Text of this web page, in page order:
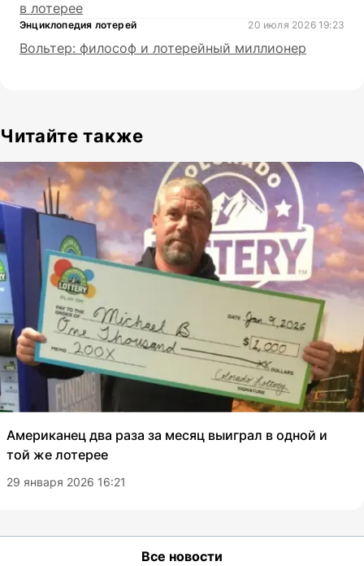
в лотерее
Энциклопедия лотерей 20 июля 2026 19:23
Вольтер: философ и лотерейный миллионер
Читайте также
Американец два раза за месяц выиграл в одной и
той же лотерее
29 января 2026 16:21
Все новости